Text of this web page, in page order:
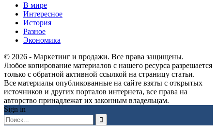
В мире
Интересное
История
Разное
Экономика
© 2026 - Маркетинг и продажи. Все права защищены.
Любое копирование материалов с нашего ресурса разрешается
только с обратной активной ссылкой на страницу статьи.
Все материалы опубликованные на сайте взяты с открытых
источников и других порталов интернета, все права на
авторство принадлежат их законным владельцам.
Sign in